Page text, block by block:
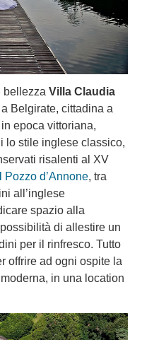
bellezza Villa Claudia
Belgirate, cittadina a
epoca vittoriana,
lo stile inglese classico,
risalenti al XV
Pozzo d’Annone, tra
all’inglese
spazio alla
di allestire un
per il rinfresco. Tutto
offrire ad ogni ospite la
in una location